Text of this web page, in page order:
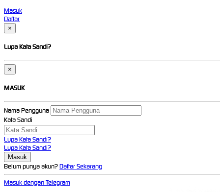
Masuk
Daftar
×
Lupa Kata Sandi?
×
MASUK
Nama Pengguna
Kata Sandi
Lupa Kata Sandi?
Lupa Kata Sandi?
Belum punya akun?Daftar Sekarang
Masuk dengan Telegram